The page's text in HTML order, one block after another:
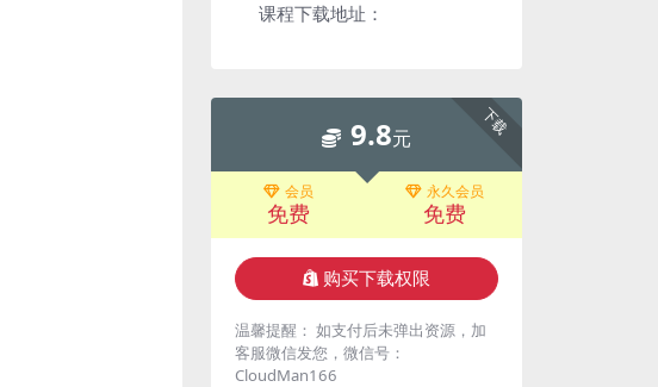
课程下载地址：
下载
9.8元
会员
免费
永久会员
免费
购买下载权限
温馨提醒： 如支付后未弹出资源，加
客服微信发您，微信号：
CloudMan166